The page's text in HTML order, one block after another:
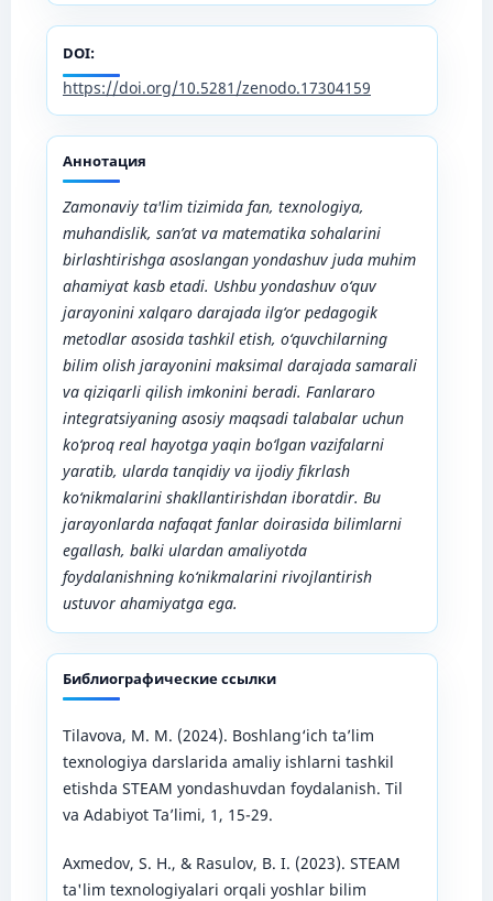
DOI:
https://doi.org/10.5281/zenodo.17304159
Аннотация
Zamonaviy ta'lim tizimida fan, texnologiya,
muhandislik, san’at va matematika sohalarini
birlashtirishga asoslangan yondashuv juda muhim
ahamiyat kasb etadi. Ushbu yondashuv o‘quv
jarayonini xalqaro darajada ilg‘or pedagogik
metodlar asosida tashkil etish, o‘quvchilarning
bilim olish jarayonini maksimal darajada samarali
va qiziqarli qilish imkonini beradi. Fanlararo
integratsiyaning asosiy maqsadi talabalar uchun
ko‘proq real hayotga yaqin bo‘lgan vazifalarni
yaratib, ularda tanqidiy va ijodiy fikrlash
ko‘nikmalarini shakllantirishdan iboratdir. Bu
jarayonlarda nafaqat fanlar doirasida bilimlarni
egallash, balki ulardan amaliyotda
foydalanishning ko‘nikmalarini rivojlantirish
ustuvor ahamiyatga ega.
Библиографические ссылки
Tilavova, M. M. (2024). Boshlang‘ich ta’lim
texnologiya darslarida amaliy ishlarni tashkil
etishda STEAM yondashuvdan foydalanish. Til
va Adabiyot Ta’limi, 1, 15-29.
Axmedov, S. H., & Rasulov, B. I. (2023). STEAM
ta'lim texnologiyalari orqali yoshlar bilim